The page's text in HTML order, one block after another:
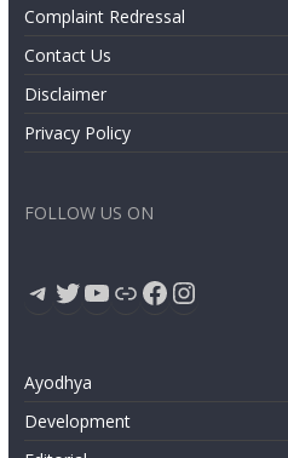
Complaint Redressal
Contact Us
Disclaimer
Privacy Policy
FOLLOW US ON
Telegram
Twitter
YouTube
LinkFacebook
Instagram
Ayodhya
Development